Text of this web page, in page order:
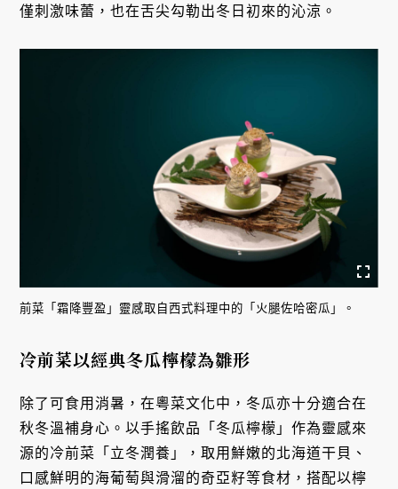
僅刺激味蕾，也在舌尖勾勒出冬日初來的沁涼。
前菜「霜降豐盈」靈感取自西式料理中的「火腿佐哈密瓜」。
冷前菜以經典冬瓜檸檬為雛形
除了可食用消暑，在粵菜文化中，冬瓜亦十分適合在
秋冬溫補身心。以手搖飲品「冬瓜檸檬」作為靈感來
源的冷前菜「立冬潤養」，取用鮮嫩的北海道干貝、
口感鮮明的海葡萄與滑溜的奇亞籽等食材，搭配以檸